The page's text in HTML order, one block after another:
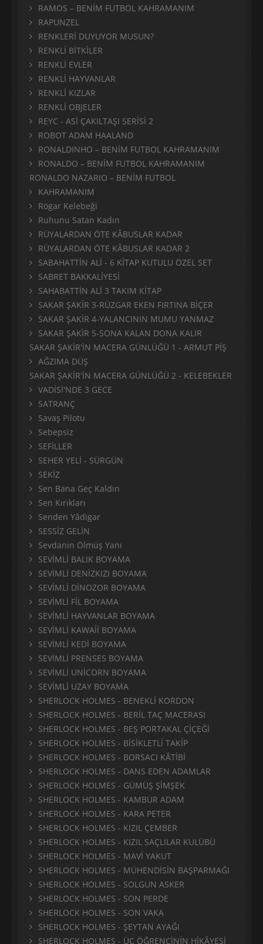
RAMOS – BENİM FUTBOL KAHRAMANIM
RAPUNZEL
RENKLERİ DUYUYOR MUSUN?
RENKLİ BİTKİLER
RENKLİ EVLER
RENKLİ HAYVANLAR
RENKLİ KIZLAR
RENKLİ OBJELER
REYC - ASİ ÇAKILTAŞI SERİSİ 2
ROBOT ADAM HAALAND
RONALDINHO – BENİM FUTBOL KAHRAMANIM
RONALDO – BENİM FUTBOL KAHRAMANIM
RONALDO NAZARIO – BENİM FUTBOL
KAHRAMANIM
Rögar Kelebeği
Ruhunu Satan Kadın
RÜYALARDAN ÖTE KÂBUSLAR KADAR
RÜYALARDAN ÖTE KÂBUSLAR KADAR 2
SABAHATTİN ALİ - 6 KİTAP KUTULU ÖZEL SET
SABRET BAKKALİYESİ
SAHABATTİN ALİ 3 TAKIM KİTAP
SAKAR ŞAKİR 3-RÜZGAR EKEN FIRTINA BİÇER
SAKAR ŞAKİR 4-YALANCININ MUMU YANMAZ
SAKAR ŞAKİR 5-SONA KALAN DONA KALIR
SAKAR ŞAKİR'İN MACERA GÜNLÜĞÜ 1 - ARMUT PİŞ
AĞZIMA DÜŞ
SAKAR ŞAKİR'İN MACERA GÜNLÜĞÜ 2 - KELEBEKLER
VADİSİ'NDE 3 GECE
SATRANÇ
Savaş Pilotu
Sebepsiz
SEFİLLER
SEHER YELİ - SÜRGÜN
SEKİZ
Sen Bana Geç Kaldın
Sen Kırıkları
Senden Yâdigar
SESSİZ GELİN
Sevdanın Ölmüş Yanı
SEVİMLİ BALIK BOYAMA
SEVİMLİ DENİZKIZI BOYAMA
SEVİMLİ DİNOZOR BOYAMA
SEVİMLİ FİL BOYAMA
SEVİMLİ HAYVANLAR BOYAMA
SEVİMLİ KAWAİİ BOYAMA
SEVİMLİ KEDİ BOYAMA
SEVİMLİ PRENSES BOYAMA
SEVİMLİ UNİCORN BOYAMA
SEVİMLİ UZAY BOYAMA
SHERLOCK HOLMES - BENEKLİ KORDON
SHERLOCK HOLMES - BERİL TAÇ MACERASI
SHERLOCK HOLMES - BEŞ PORTAKAL ÇİÇEĞİ
SHERLOCK HOLMES - BİSİKLETLİ TAKİP
SHERLOCK HOLMES - BORSACI KÂTİBİ
SHERLOCK HOLMES - DANS EDEN ADAMLAR
SHERLOCK HOLMES - GÜMÜŞ ŞİMŞEK
SHERLOCK HOLMES - KAMBUR ADAM
SHERLOCK HOLMES - KARA PETER
SHERLOCK HOLMES - KIZIL ÇEMBER
SHERLOCK HOLMES - KIZIL SAÇLILAR KULÜBÜ
SHERLOCK HOLMES - MAVİ YAKUT
SHERLOCK HOLMES - MÜHENDİSİN BAŞPARMAĞI
SHERLOCK HOLMES - SOLGUN ASKER
SHERLOCK HOLMES - SON PERDE
SHERLOCK HOLMES - SON VAKA
SHERLOCK HOLMES - ŞEYTAN AYAĞI
SHERLOCK HOLMES - ÜÇ ÖĞRENCİNİN HİKÂYESİ